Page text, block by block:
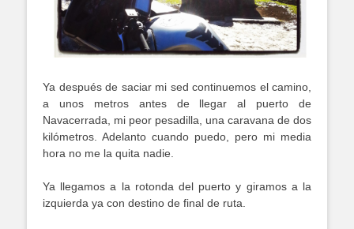
Ya después de saciar mi sed continuemos el camino,
a unos metros antes de llegar al puerto de
Navacerrada, mi peor pesadilla, una caravana de dos
kilómetros. Adelanto cuando puedo, pero mi media
hora no me la quita nadie.
Ya llegamos a la rotonda del puerto y giramos a la
izquierda ya con destino de final de ruta.